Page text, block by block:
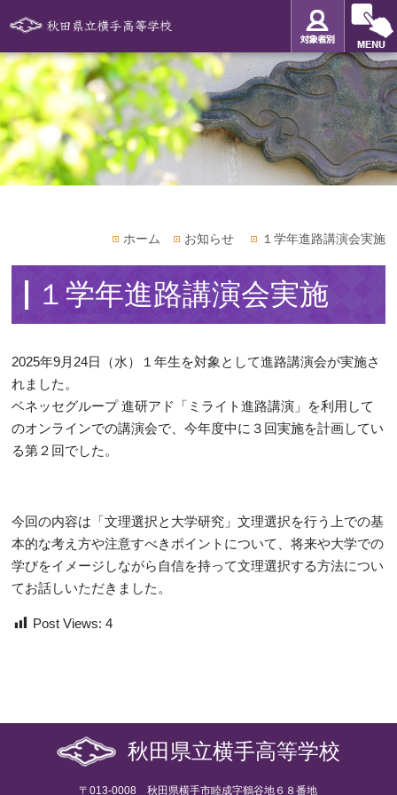
ホーム お知らせ １学年進路講演会実施
１学年進路講演会実施
2025年9月24日（水）１年生を対象として進路講演会が実施さ
れました。
ベネッセグループ 進研アド「ミライト進路講演」を利用して
のオンラインでの講演会で、今年度中に３回実施を計画してい
る第２回でした。
今回の内容は「文理選択と大学研究 」文理選択を行う上での基
本的な考え方や注意すべきポイントについて、将来や大学での
学びをイメージしながら自信を持って文理選択する方法につい
てお話しいただきました。
Post Views: 4
秋田県立横手高等学校
〒013-0008 秋田県横手市睦成字鶴谷地６８番地